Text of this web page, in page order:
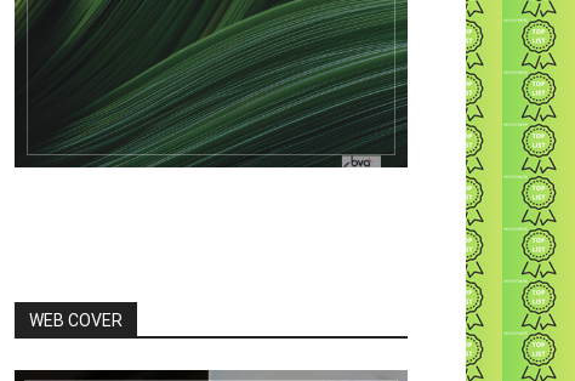
WEB COVER